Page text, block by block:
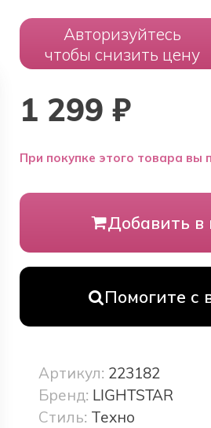
Авторизуйтесь
чтобы снизить цену
1 299 ₽
При покупке этого товара вы
Добавить в
Помогите с
Артикул: 223182
Бренд: LIGHTSTAR
Стиль: Техно